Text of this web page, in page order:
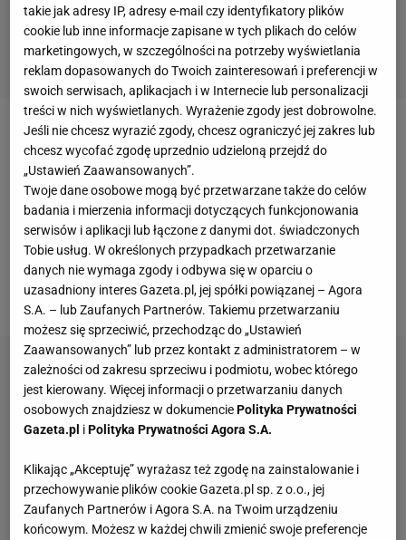
Pod koniec stycznia doszło do katastrofy
helikoptera, w której zginęło dziewięć osób, w tym
m.in.Kobe Bryanti jego 13-letnia córka.Tuż po tej
tragicznej sytuacji na miejscu zdarzenia pojawiło się
ośmiu policjantów, którzy zostali nakryci na tym, że
posiadali na telefonach zdjęcia z miejsca katastrofy,
choć nie byli do tego upoważnieni.
takie jak adresy IP, adresy e-mail czy identyfikatory plików
cookie lub inne informacje zapisane w tych plikach do celów
marketingowych, w szczególności na potrzeby wyświetlania
reklam dopasowanych do Twoich zainteresowań i preferencji w
swoich serwisach, aplikacjach i w Internecie lub personalizacji
treści w nich wyświetlanych. Wyrażenie zgody jest dobrowolne.
Jeśli nie chcesz wyrazić zgody, chcesz ograniczyć jej zakres lub
chcesz wycofać zgodę uprzednio udzieloną przejdź do
„Ustawień Zaawansowanych”.
Twoje dane osobowe mogą być przetwarzane także do celów
badania i mierzenia informacji dotyczących funkcjonowania
serwisów i aplikacji lub łączone z danymi dot. świadczonych
Tobie usług. W określonych przypadkach przetwarzanie
danych nie wymaga zgody i odbywa się w oparciu o
uzasadniony interes Gazeta.pl, jej spółki powiązanej – Agora
S.A. – lub Zaufanych Partnerów. Takiemu przetwarzaniu
możesz się sprzeciwić, przechodząc do „Ustawień
Zaawansowanych” lub przez kontakt z administratorem – w
zależności od zakresu sprzeciwu i podmiotu, wobec którego
jest kierowany. Więcej informacji o przetwarzaniu danych
osobowych znajdziesz w dokumenciePolityka Prywatności
Gazeta.pl iPolityka Prywatności Agora S.A.
Klikając „Akceptuję” wyrażasz też zgodę na zainstalowanie i
przechowywanie plików cookie Gazeta.pl sp. z o.o., jej
Zaufanych Partnerów i Agora S.A. na Twoim urządzeniu
końcowym. Możesz w każdej chwili zmienić swoje preferencje